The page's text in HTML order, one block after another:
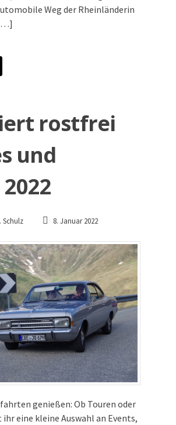
Weg der Rheinländerin
rostfrei
und
Schulz 8. Januar 2022
genießen: Ob Touren oder
eine kleine Auswahl an Events,